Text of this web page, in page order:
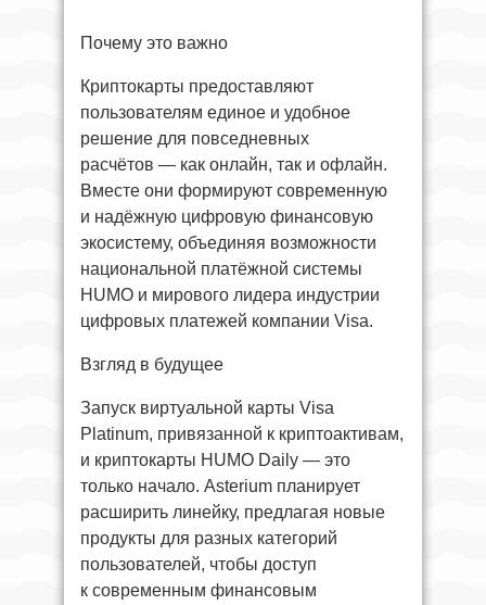
Почему это важно
Криптокарты предоставляют
пользователям единое и удобное
решение для повседневных
расчётов — как онлайн, так и офлайн.
Вместе они формируют современную
и надёжную цифровую финансовую
экосистему, объединяя возможности
национальной платёжной системы
HUMO и мирового лидера индустрии
цифровых платежей компании Visa.
Взгляд в будущее
Запуск виртуальной карты Visa
Platinum, привязанной к криптоактивам,
и криптокарты HUMO Daily — это
только начало. Asterium планирует
расширить линейку, предлагая новые
продукты для разных категорий
пользователей, чтобы доступ
к современным финансовым